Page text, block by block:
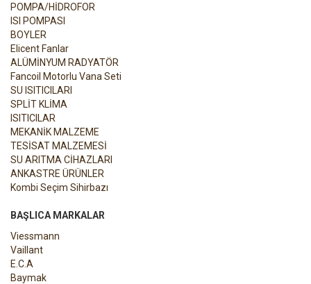
POMPA/HİDROFOR
ISI POMPASI
BOYLER
Elicent Fanlar
ALÜMİNYUM RADYATÖR
Fancoil Motorlu Vana Seti
SU ISITICILARI
SPLİT KLİMA
ISITICILAR
MEKANİK MALZEME
TESİSAT MALZEMESİ
SU ARITMA CİHAZLARI
ANKASTRE ÜRÜNLER
Kombi Seçim Sihirbazı
BAŞLICA MARKALAR
Viessmann
Vaillant
E.C.A
Baymak